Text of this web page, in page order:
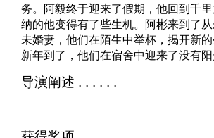
务。阿毅终于迎来了假期，他回到千
纳的他变得有了些生机。阿彬来到了
未婚妻，他们在陌生中举杯，揭开新的
新年到了，他们在宿舍中迎来了没有阳
导演阐述 . . . . . .